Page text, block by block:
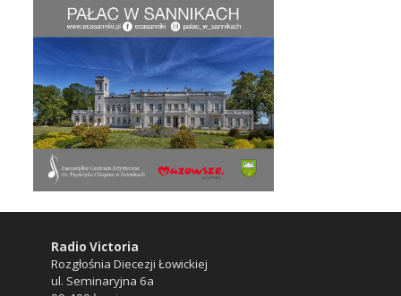
Radio Victoria
Rozgłośnia Diecezji Łowickiej
ul. Seminaryjna 6a